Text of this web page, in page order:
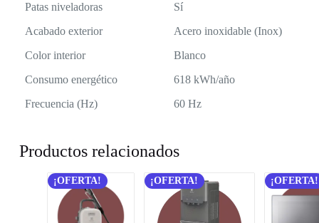
Patas niveladoras
Sí
Acabado exterior
Acero inoxidable (Inox)
Color interior
Blanco
Consumo energético
618 kWh/año
Frecuencia (Hz)
60 Hz
Productos relacionados
¡OFERTA! ¡OFERTA! ¡OFERTA!